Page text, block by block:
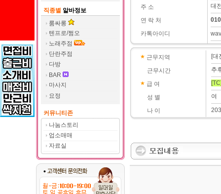
직종별 알바정보
룸싸롱
텐프로/쩜오
노래주점
단란주점
다방
BAR
마사지
요정
커뮤니티존
나눔스토리
업소매매
자료실
주 소
연 락 처
카톡아이디
대
근무지역
근무시간
급 여
성 별
나 이
[대
추
여